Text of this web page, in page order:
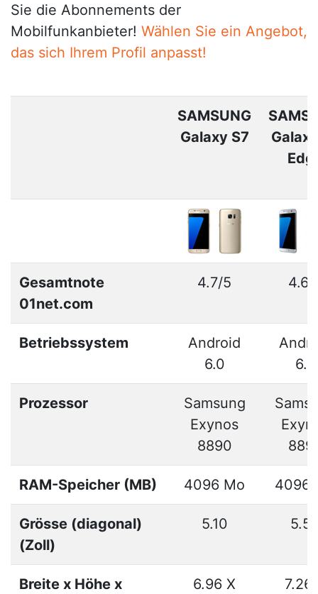
Sie die Abonnements der
Mobilfunkanbieter! Wählen Sie ein Angebot,
das sich Ihrem Profil anpasst!
SAMSUNG
Galaxy S7
Gesamtnote
01net.com
4.7/5 4.6/
Betriebssystem
Android
6.0
6.0
Prozessor
Samsung
Exynos
8890
RAM-Speicher (MB) 4096 Mo 4096
Grösse (diagonal)
(Zoll)
5.10
Breite x Höhe x 6.96 X 7.26